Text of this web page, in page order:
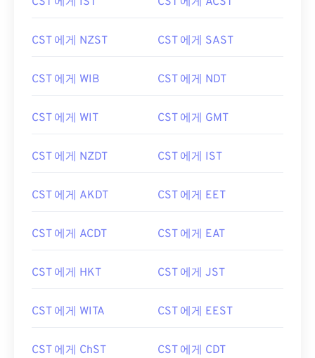
CST 에게 NZST CST 에게 SAST
CST 에게 WIB CST 에게 NDT
CST 에게 WIT CST 에게 GMT
CST 에게 NZDT CST 에게 IST
CST 에게 AKDT CST 에게 EET
CST 에게 ACDT CST 에게 EAT
CST 에게 HKT CST 에게 JST
CST 에게 WITA CST 에게 EEST
CST 에게 ChST CST 에게 CDT